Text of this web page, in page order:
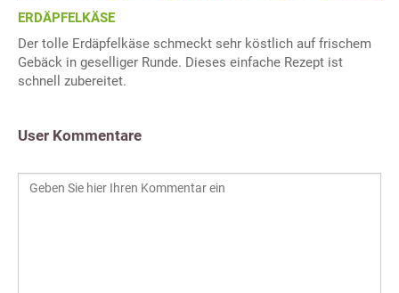
ERDÄPFELKÄSE
Der tolle Erdäpfelkäse schmeckt sehr köstlich auf frischem
Gebäck in geselliger Runde. Dieses einfache Rezept ist
schnell zubereitet.
User Kommentare